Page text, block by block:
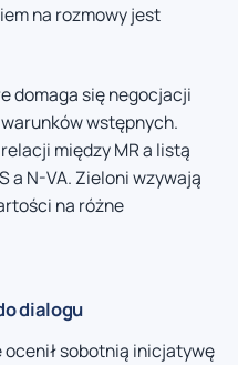
na rozmowy jest
domaga się negocjacji
wstępnych.
między MR a listą
a N-VA. Zieloni wzywają
na różne
dialogu
ocenił sobotnią inicjatywę